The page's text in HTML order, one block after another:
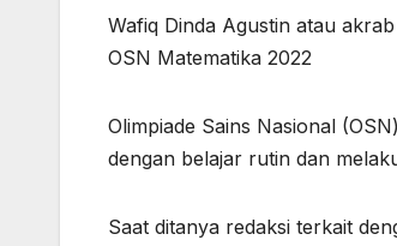
Wafiq Dinda Agustin atau
OSN Matematika 2022
Olimpiade Sains Nasional
dengan belajar rutin dan
Saat ditanya redaksi terkait